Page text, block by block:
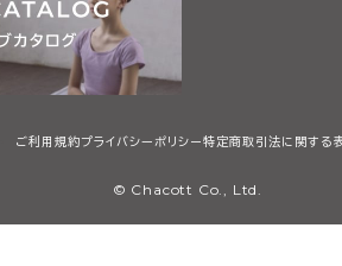
ご利用規約プライバシーポリシー 特定商取引法に関する
© Chacott Co., Ltd.